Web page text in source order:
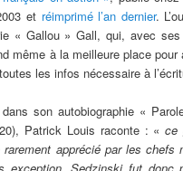
etréimprimé l’an dernier.
« Gallou » Gall, qui, avec
même à la meilleure place
les infos nécessaire à
son autobiographie «
Patrick Louis raconte : «ce
rarement apprécié par les